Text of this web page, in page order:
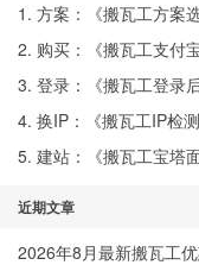
1. 方案：《搬瓦工方案
2. 购买：《搬瓦工支付
3. 登录：《搬瓦工登录
4. 换IP：《搬瓦工IP检
5. 建站：《搬瓦工宝塔
近期文章
2026年8月最新搬瓦工